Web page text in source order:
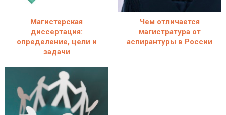
Магистерская
диссертация:
определение, цели и
задачи
Чем отличается
магистратура от
аспирантуры в России